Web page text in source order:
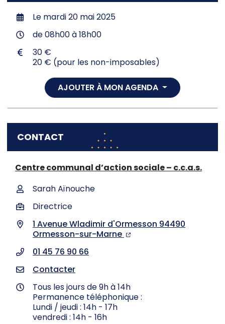
Le mardi 20 mai 2025
de 08h00 à 18h00
30 €
20 € (pour les non-imposables)
AJOUTER À MON AGENDA
CONTACT
Centre communal d’action sociale – c.c.a.s.
Sarah Aïnouche
Directrice
1 Avenue Wladimir d'Ormesson 94490
Ormesson-sur-Marne
01 45 76 90 66
Contacter
Tous les jours de 9h à 14h
Permanence téléphonique :
Lundi / jeudi : 14h - 17h
vendredi : 14h - 16h